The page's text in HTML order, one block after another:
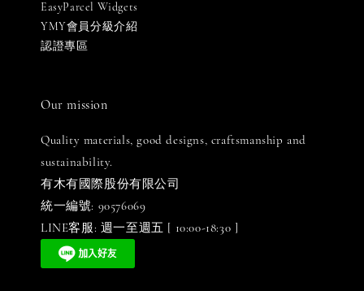
EasyParcel Widgets
YMY會員分級介紹
認證專區
Our mission
Quality materials, good designs, craftsmanship and
sustainability.
有木有國際股份有限公司
統一編號: 90576069
LINE客服: 週一至週五 [ 10:00-18:30 ]